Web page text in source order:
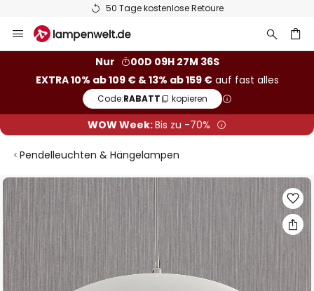
50 Tage kostenlose Retoure
Inhalt
Nur
00D 09H 27M 35S
EXTRA 10% ab 109 € & 13% ab 159 €auf fast alles
Code:RABATT kopieren
WOW Week:Bis zu -70%
Pendelleuchten & Hängelampen
Zum
Ende
der
Bildgalerie
springen